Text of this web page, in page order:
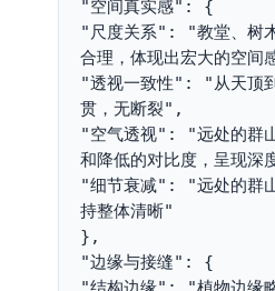
"空间真实感": {
"尺度关系": "教堂、树
合理，体现出宏大的空间
"透视一致性": "从天顶
贯，无断裂",
"空气透视": "远处的群
和降低的对比度，呈现深
"细节衰减": "远处的群
持整体清晰"
},
"边缘与接缝": {
"结构边缘": "植物边缘